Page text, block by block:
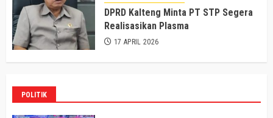
DPRD Kalteng Minta PT STP Segera
Realisasikan Plasma
17 APRIL 2026
POLITIK